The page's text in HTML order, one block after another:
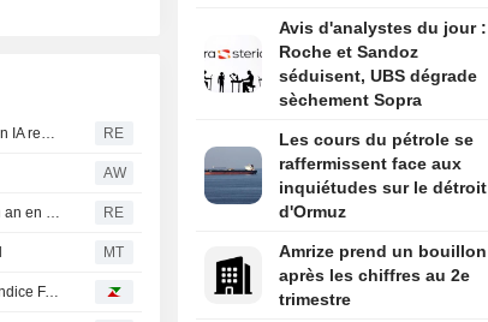
Taïwan : les exportations de juillet sous les attentes, mais la demande en IA reste solide RE
AW
Grèce : l'inflation harmonisée aux normes de l'UE ralentit à 2,7 % sur un an en juillet RE
MT
Prix alimentaires mondiaux : une hausse mensuelle contrastée selon l'indice FAO
Avis d'analystes du jour :
Roche et Sandoz
séduisent, UBS dégrade
sèchement Sopra
Les cours du pétrole se
raffermissent face aux
inquiétudes sur le détroit
d'Ormuz
Amrize prend un bouillon
après les chiffres au 2e
trimestre